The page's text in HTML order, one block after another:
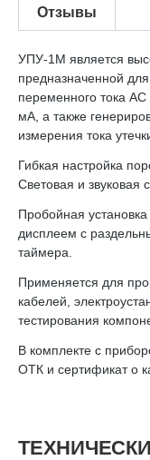
Отзывы
УПУ-1М является
предназначенной
переменного тока АС
мА, а также
измерения тока
Гибкая настройка
Световая и звуковая
Пробойная
дисплеем с
таймера.
Применяется для
кабелей,
тестирования
В комплекте с
ОТК и сертификат о